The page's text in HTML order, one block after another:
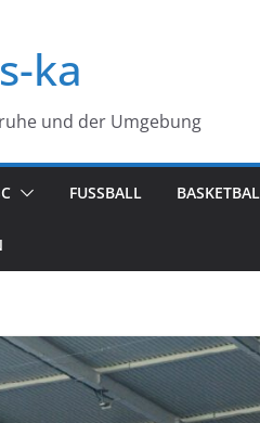
ka
und der Umgebung
FUSSBALL